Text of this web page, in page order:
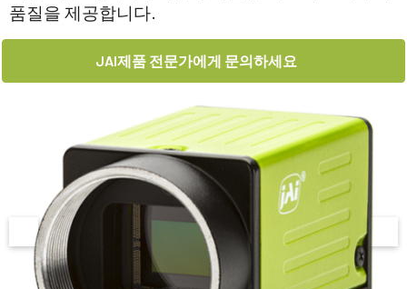
품질을 제공합니다.
JAI제품 전문가에게 문의하세요